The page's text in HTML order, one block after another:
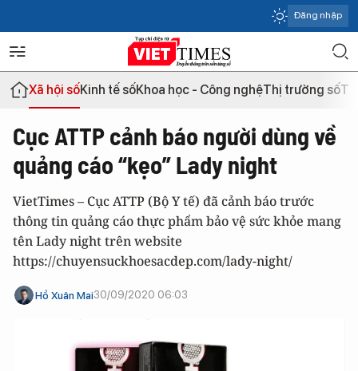
Đăng nhập
Xã hội sốKinh tế sốKhoa học - Công nghệThị trường số
Cục ATTP cảnh báo người dùng về
quảng cáo “kẹo” Lady night
VietTimes – Cục ATTP (Bộ Y tế) đã cảnh báo trước
thông tin quảng cáo thực phẩm bảo vệ sức khỏe mang
tên Lady night trên website
https://chuyensuckhoesacdep.com/lady-night/
Hồ Xuân Mai30/09/2020 06:03